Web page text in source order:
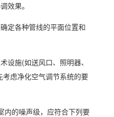
效果。
定各种管线的平面位置和
设施(如送风口、照明器、
虑净化空气调节系统的要
内的噪声级，应符合下列要